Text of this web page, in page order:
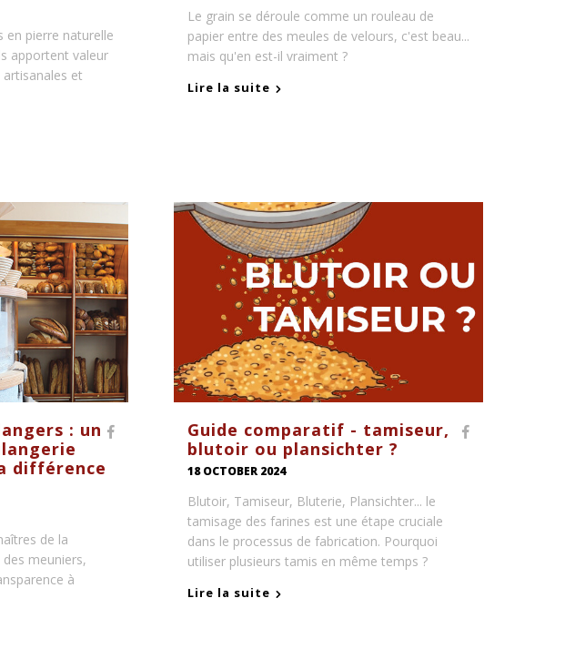
en pierre naturelle
apportent valeur
et
Le grain se déroule comme un rouleau de
papier entre des meules de velours, c'est beau...
mais qu'en est-il vraiment ?
Lire la suite
: un
différence
de la
meuniers,
à
Guide comparatif - tamiseur,
blutoir ou plansichter ?
18 OCTOBER 2024
Blutoir, Tamiseur, Bluterie, Plansichter... le
tamisage des farines est une étape cruciale
dans le processus de fabrication. Pourquoi
utiliser plusieurs tamis en même temps ?
Lire la suite